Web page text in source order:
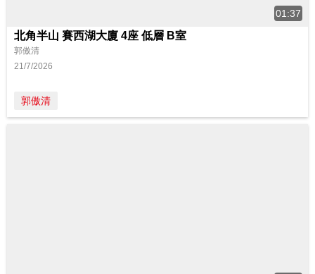
01:37
北角半山 賽西湖大廈 4座 低層 B室
郭傲清
21/7/2026
郭傲清